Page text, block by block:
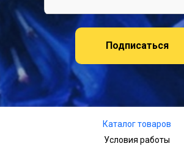
Подписаться
Каталог товаров
Условия работы